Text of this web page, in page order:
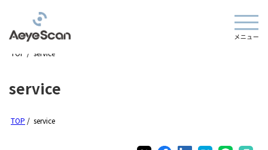
TOP / service
service
TOP / service